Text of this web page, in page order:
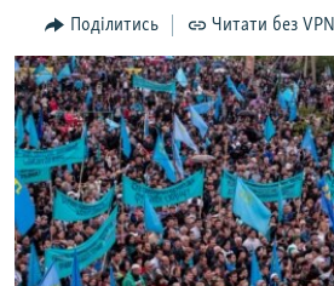
пошукуІНТЕРВ'Ю
ВСЕ ЗА ДЕНЬ
СПЕЦПРОЕКТИ
ДЕПОРТАЦІЯ
ВІДЕОУРОКИ «ELIFBE»
СВІДЧЕННЯ ОКУПАЦІЇ
ЯК ОБІЙТИ БЛОКУВАННЯ
Русский
Qırımtatar
Поділитись Читати без VPN